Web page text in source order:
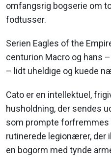
omfangsrig bogserie om
fodtusser.
Serien Eagles of the
centurion Macro og hans
– lidt uheldige og kuede
Cato er en intellektuel,
husholdning, der sendes
som prompte forfremmes
rutinerede legionærer, der
en bogorm med tynde